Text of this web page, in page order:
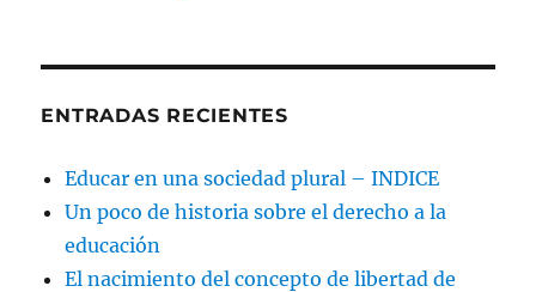
ENTRADAS RECIENTES
Educar en una sociedad plural – INDICE
Un poco de historia sobre el derecho a la
educación
El nacimiento del concepto de libertad de